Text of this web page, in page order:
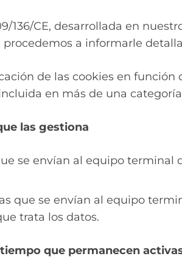
136/CE, desarrollada en
a informarle
de las cookies en
en más de una
las gestiona
se envían al equipo
que se envían al equipo
trata los datos.
que permanecen